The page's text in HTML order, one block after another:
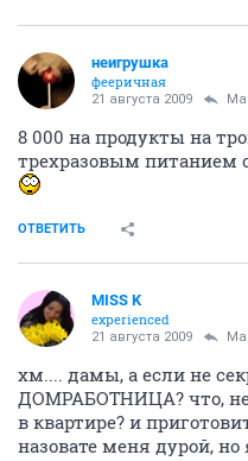
неигрушка
фееричная
21 августа 2009
8 000 на продукты на
трехразовым питанием
ОТВЕТИТЬ
MISS K
experienced
21 августа 2009
хм.... дамы, а если не
ДОМРАБОТНИЦА? что,
в квартире? и
назовате меня дурой,